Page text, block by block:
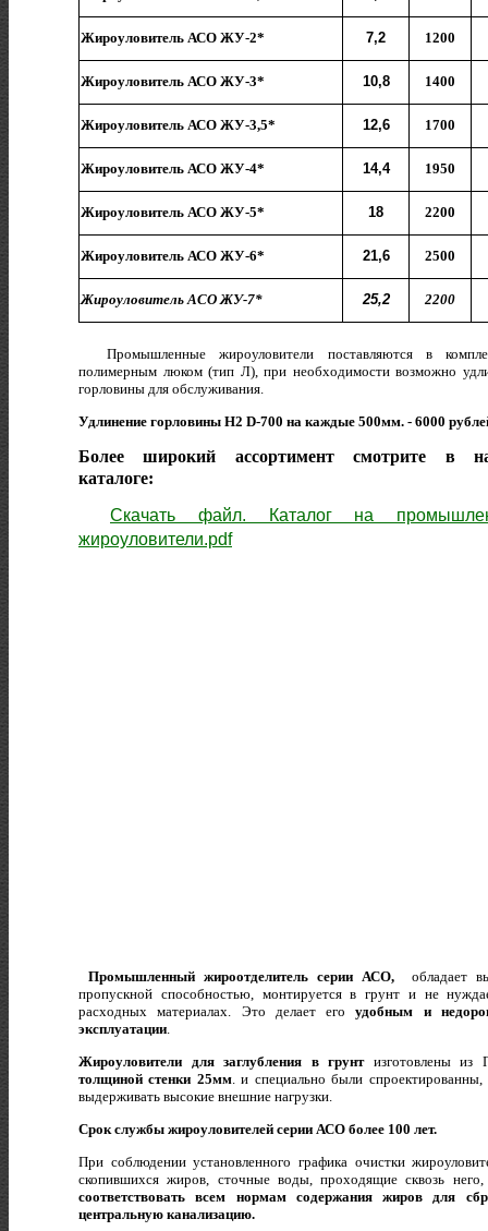
Жироуловитель АСО ЖУ-7* 25,2 2200
Жироуловитель АСО ЖУ-2* 7,2 1200
Жироуловитель АСО ЖУ-3* 10,8 1400
Жироуловитель АСО ЖУ-3,5* 12,6 1700
Жироуловитель АСО ЖУ-4* 14,4 1950
Жироуловитель АСО ЖУ-5* 18 2200
Жироуловитель АСО ЖУ-6* 21,6 2500
Промышленные жироуловители поставляются в
полимерным люком (тип Л), при необходимости возможно
горловины для обслуживания.
Удлинение горловины H2 D-700 на каждые 500мм. - 6000
Более широкий ассортимент смотрите в
каталоге:
Скачать файл. Каталог на
жироуловители.pdf
Промышленный жироотделитель серии АСО,
обладает
пропускной способностью, монтируется в грунт и не
расходных материалах. Это делает егоудобным и
эксплуатации
Жироуловители для заглубления в грунтизготовлены
толщиной стенки 25мм. и специально были
выдерживать высокие внешние нагрузки.
Срок службы жироуловителей серии АСО более 100 лет.
При соблюдении установленного графика очистки
скопившихся жиров, сточные воды, проходящие сквозь него,
соответствовать всем нормам содержания жиров для
центральную канализацию.